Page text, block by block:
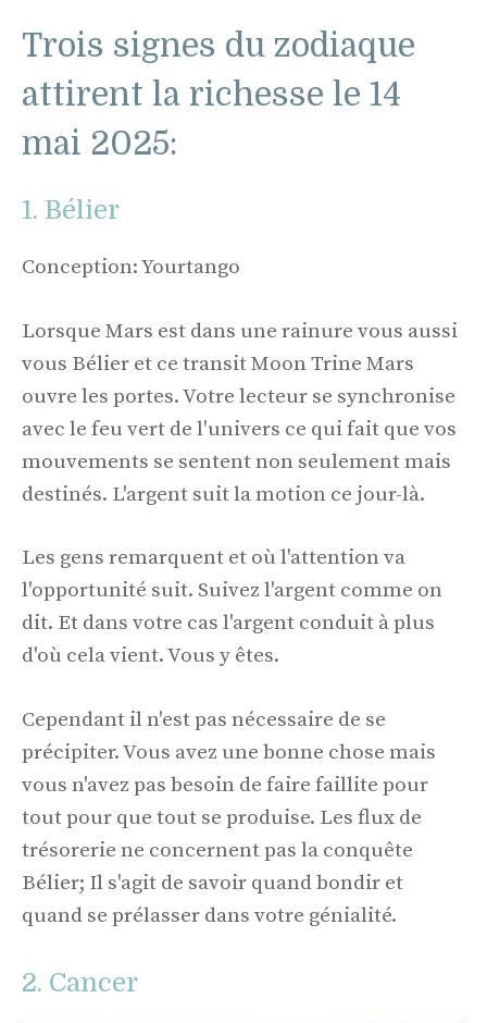
Trois signes du zodiaque
attirent la richesse le 14
mai 2025:
1. Bélier
Conception: Yourtango
Lorsque Mars est dans une rainure vous aussi
vous Bélier et ce transit Moon Trine Mars
ouvre les portes. Votre lecteur se synchronise
avec le feu vert de l'univers ce qui fait que vos
mouvements se sentent non seulement mais
destinés. L'argent suit la motion ce jour-là.
Les gens remarquent et où l'attention va
l'opportunité suit. Suivez l'argent comme on
dit. Et dans votre cas l'argent conduit à plus
d'où cela vient. Vous y êtes.
Cependant il n'est pas nécessaire de se
précipiter. Vous avez une bonne chose mais
vous n'avez pas besoin de faire faillite pour
tout pour que tout se produise. Les flux de
trésorerie ne concernent pas la conquête
Bélier; Il s'agit de savoir quand bondir et
quand se prélasser dans votre génialité.
2. Cancer